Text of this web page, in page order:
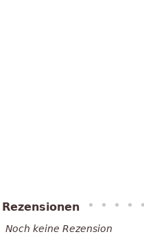
Rezensionen
Noch keine Rezension